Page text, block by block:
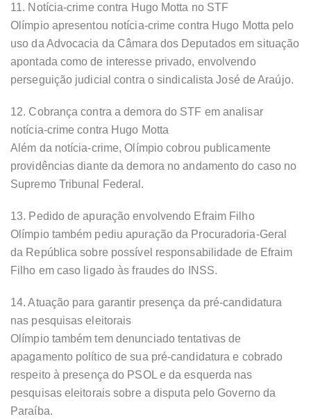
11. Notícia-crime contra Hugo Motta no STF
Olímpio apresentou notícia-crime contra Hugo Motta pelo
uso da Advocacia da Câmara dos Deputados em situação
apontada como de interesse privado, envolvendo
perseguição judicial contra o sindicalista José de Araújo.
12. Cobrança contra a demora do STF em analisar
notícia-crime contra Hugo Motta
Além da notícia-crime, Olímpio cobrou publicamente
providências diante da demora no andamento do caso no
Supremo Tribunal Federal.
13. Pedido de apuração envolvendo Efraim Filho
Olímpio também pediu apuração da Procuradoria-Geral
da República sobre possível responsabilidade de Efraim
Filho em caso ligado às fraudes do INSS.
14. Atuação para garantir presença da pré-candidatura
nas pesquisas eleitorais
Olímpio também tem denunciado tentativas de
apagamento político de sua pré-candidatura e cobrado
respeito à presença do PSOL e da esquerda nas
pesquisas eleitorais sobre a disputa pelo Governo da
Paraíba.